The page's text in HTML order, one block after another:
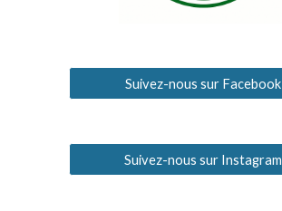
Suivez-nous sur Facebook
Suivez-nous sur Instagram